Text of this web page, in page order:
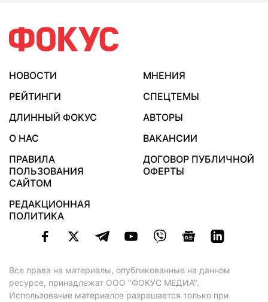
НОВОСТИ
МНЕНИЯ
РЕЙТИНГИ
СПЕЦТЕМЫ
ДЛИННЫЙ ФОКУС
АВТОРЫ
О НАС
ВАКАНСИИ
ПРАВИЛА
ПОЛЬЗОВАНИЯ
САЙТОМ
ДОГОВОР ПУБЛИЧНОЙ
ОФЕРТЫ
РЕДАКЦИОННАЯ
ПОЛИТИКА
Все права на материалы, опубликованные на данном
ресурсе, принадлежат ООО "ФОКУС МЕДИА".
Использование материалов разрешается только при